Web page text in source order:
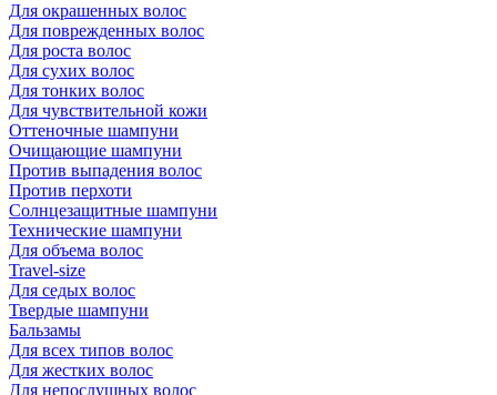
Для окрашенных волос
Для поврежденных волос
Для роста волос
Для сухих волос
Для тонких волос
Для чувствительной кожи
Оттеночные шампуни
Очищающие шампуни
Против выпадения волос
Против перхоти
Солнцезащитные шампуни
Технические шампуни
Для объема волос
Travel-size
Для седых волос
Твердые шампуни
Бальзамы
Для всех типов волос
Для жестких волос
Для непослушных волос